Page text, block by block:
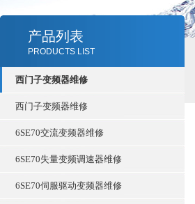
产品列表
PRODUCTS LIST
西门子变频器维修
西门子变频器维修
6SE70交流变频器维修
6SE70失量变频调速器维修
6SE70伺服驱动变频器维修